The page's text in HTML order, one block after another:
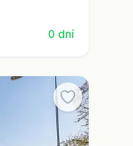
0 dní